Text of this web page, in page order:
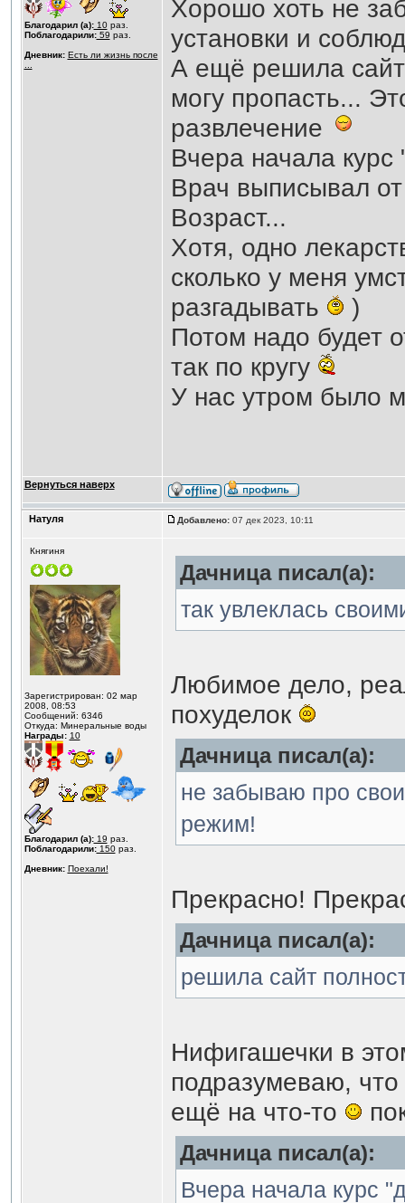
Благодарил (а):10раз.
Поблагодарили:59 раз.
Дневник: Есть ли жизнь после
Хорошо хоть не
установки и
А ещё решила
могу пропасть...
развлечение
Вчера начала
Врач выписывал
Возраст...
Хотя, одно
сколько у меня
разгадывать
)
Потом надо будет
так по кругу
У нас утром было
Вернуться наверх
Натуля Добавлено:07 дек 2023, 10:11
Княгиня
Зарегистрирован: 02 мар
2008, 08:53
Сообщений: 6346
Откуда: Минеральные воды
Награды: 10
Благодарил (а):19 раз.
Поблагодарили:150раз.
Дневник: Поехали!
Дачница писал(а):
так увлеклась
Любимое дело,
похуделок
Дачница писал(а):
не забываю про
режим!
Прекрасно!
Дачница писал(а):
решила сайт
Нифигашечки в
подразумеваю,
ещё на что-то
Дачница писал(а):
Вчера начала курс